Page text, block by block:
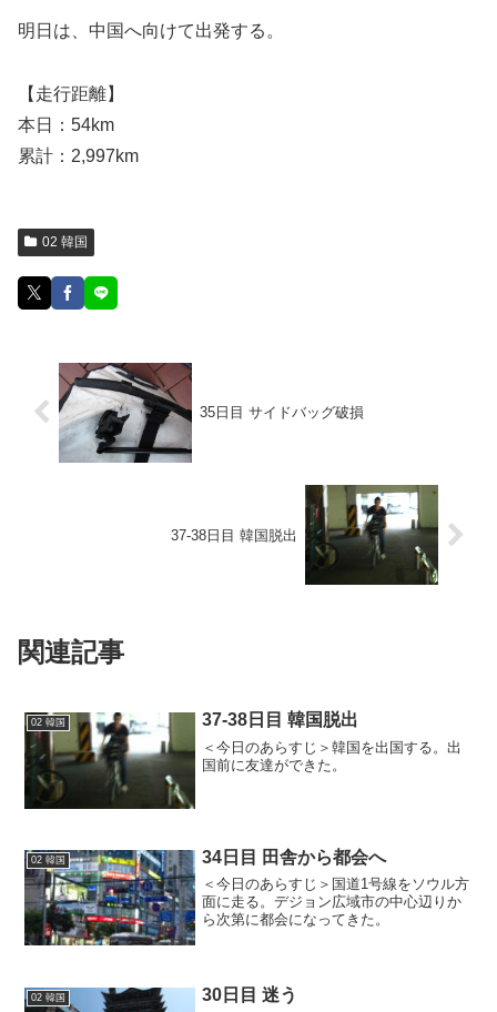
明日は、中国へ向けて出発する。
【走行距離】
本日：54km
累計：2,997km
02 韓国
35日目 サイドバッグ破損
37-38日目 韓国脱出
関連記事
02 韓国 37-38日目 韓国脱出
＜今日のあらすじ＞韓国を出国する。出
国前に友達ができた。
02 韓国 34日目 田舎から都会へ
＜今日のあらすじ＞国道1号線をソウル方
面に走る。デジョン広域市の中心辺りか
ら次第に都会になってきた。
02 韓国 30日目 迷う